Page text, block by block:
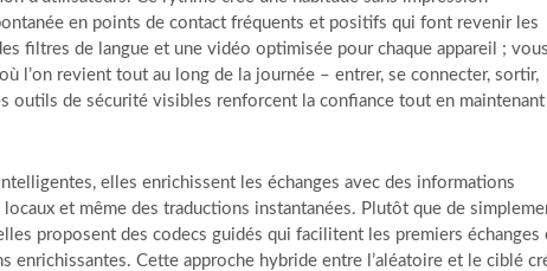
en points de contact fréquents et positifs qui font revenir les
filtres de langue et une vidéo optimisée pour chaque appareil ; vous
l’on revient tout au long de la journée – entrer, se connecter, sortir,
outils de sécurité visibles renforcent la confiance tout en maintenant
elles enrichissent les échanges avec des informations
et même des traductions instantanées. Plutôt que de
proposent des codecs guidés qui facilitent les premiers échanges
enrichissantes. Cette approche hybride entre l’aléatoire et le ciblé